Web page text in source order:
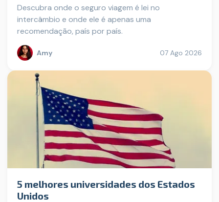
Descubra onde o seguro viagem é lei no
intercâmbio e onde ele é apenas uma
recomendação, país por país.
Amy 07 Ago 2026
5 melhores universidades dos Estados
Unidos